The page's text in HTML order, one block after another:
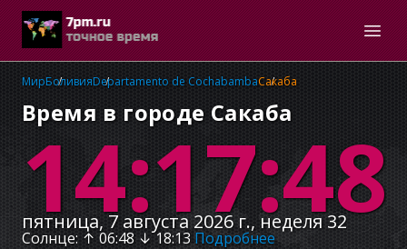
МирБоливияDepartamento de CochabambaСакаба
Время в городе Сакаба
14:17:49
пятница, 7 августа 2026 г., неделя 32
Солнце: ↑06:48↓18:13Подробнее